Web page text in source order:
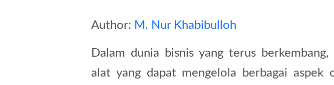
Author: M. Nur Khabibulloh
Dalam dunia bisnis yang terus berkembang,
alat yang dapat mengelola berbagai aspek